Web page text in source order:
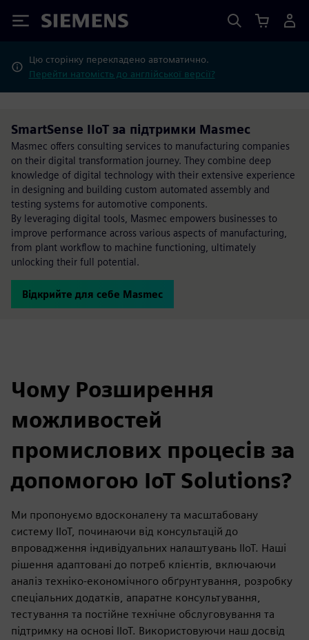
Siemens
Цю сторінку перекладено автоматично.
Перейти натомість до англійської версії?
SmartSense IIoT за підтримки Masmec
Masmec offers consulting services to manufacturing companies
on their digital transformation journey. They combine deep
knowledge of digital technology with their extensive experience
in designing and building custom automated assembly and
testing systems for automotive components.
By leveraging digital tools, Masmec empowers businesses to
improve performance across various aspects of manufacturing,
from plant workflow to machine functioning, ultimately
unlocking their full potential.
Відкрийте для себе Masmec
Чому Розширення
можливостей
промислових процесів за
допомогою IoT Solutions?
Ми пропонуємо вдосконалену та масштабовану
систему IIoT, починаючи від консультацій до
впровадження індивідуальних налаштувань IIoT. Наші
рішення адаптовані до потреб клієнтів, включаючи
аналіз техніко-економічного обґрунтування, розробку
спеціальних додатків, апаратне консультування,
тестування та постійне технічне обслуговування та
підтримку на основі IIoT. Використовуючи наш досвід